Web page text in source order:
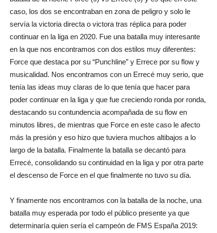
caso, los dos se encontraban en zona de peligro y solo le
servía la victoria directa o victora tras réplica para poder
continuar en la liga en 2020. Fue una batalla muy interesante
en la que nos encontramos con dos estilos muy diferentes:
Force que destaca por su “Punchline” y Errece por su flow y
musicalidad. Nos encontramos con un Errecé muy serio, que
tenía las ideas muy claras de lo que tenía que hacer para
poder continuar en la liga y que fue creciendo ronda por ronda,
destacando su contundencia acompañada de su flow en
minutos libres, de mientras que Force en este caso le afecto
más la presión y eso hizo que tuviera muchos altibajos a lo
largo de la batalla. Finalmente la batalla se decantó para
Errecé, consolidando su continuidad en la liga y por otra parte
el descenso de Force en el que finalmente no tuvo su día.
Y finamente nos encontramos con la batalla de la noche, una
batalla muy esperada por todo el público presente ya que
determinaría quien sería el campeón de FMS España 2019: